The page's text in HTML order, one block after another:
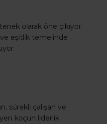
olarak öne çıkıyor.
ve eşitlik temelinde
sürekli çalışan ve
koçun liderlik